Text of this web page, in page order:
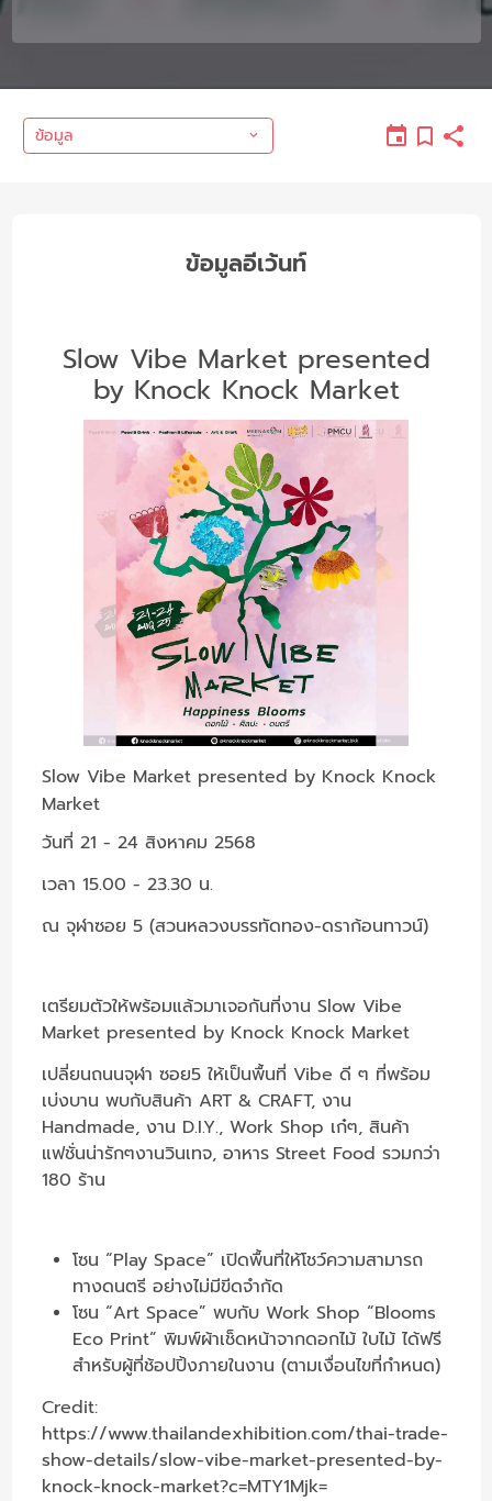
ข้อมูล
ข้อมูลอีเว้นท์
Slow Vibe Market presented
by Knock Knock Market
Slow Vibe Market presented by Knock Knock
Market
วันที่ 21 - 24 สิงหาคม 2568
เวลา 15.00 - 23.30 น.
ณ จุฬาซอย 5 (สวนหลวงบรรทัดทอง-ดราก้อนทาวน์)
เตรียมตัวให้พร้อมแล้วมาเจอกันที่งาน Slow Vibe
Market presented by Knock Knock Market
เปลี่ยนถนนจุฬา ซอย5 ให้เป็นพื้นที่ Vibe ดี ๆ ที่พร้อม
เบ่งบาน พบกับสินค้า ART & CRAFT, งาน
Handmade, งาน D.I.Y., Work Shop เก๋ๆ, สินค้า
แฟชั่นน่ารักๆงานวินเทจ, อาหาร Street Food รวมกว่า
180 ร้าน
โซน “Play Space” เปิดพื้นที่ให้โชว์ความสามารถ
ทางดนตรี อย่างไม่มีขีดจำกัด
โซน “Art Space” พบกับ Work Shop “Blooms
Eco Print” พิมพ์ผ้าเช็ดหน้าจากดอกไม้ ใบไม้ ได้ฟรี
สำหรับผู้ที่ช้อปปิ้งภายในงาน (ตามเงื่อนไขที่กำหนด)
Credit:
https://www.thailandexhibition.com/thai-trade-
show-details/slow-vibe-market-presented-by-
knock-knock-market?c=MTY1Mjk=